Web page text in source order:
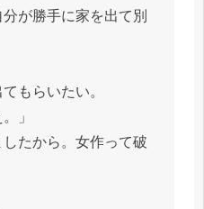
が勝手に家を出て別
もらいたい。
」
たから。女作って破